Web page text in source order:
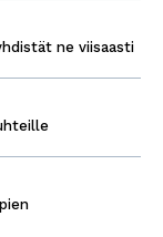
ne viisaasti